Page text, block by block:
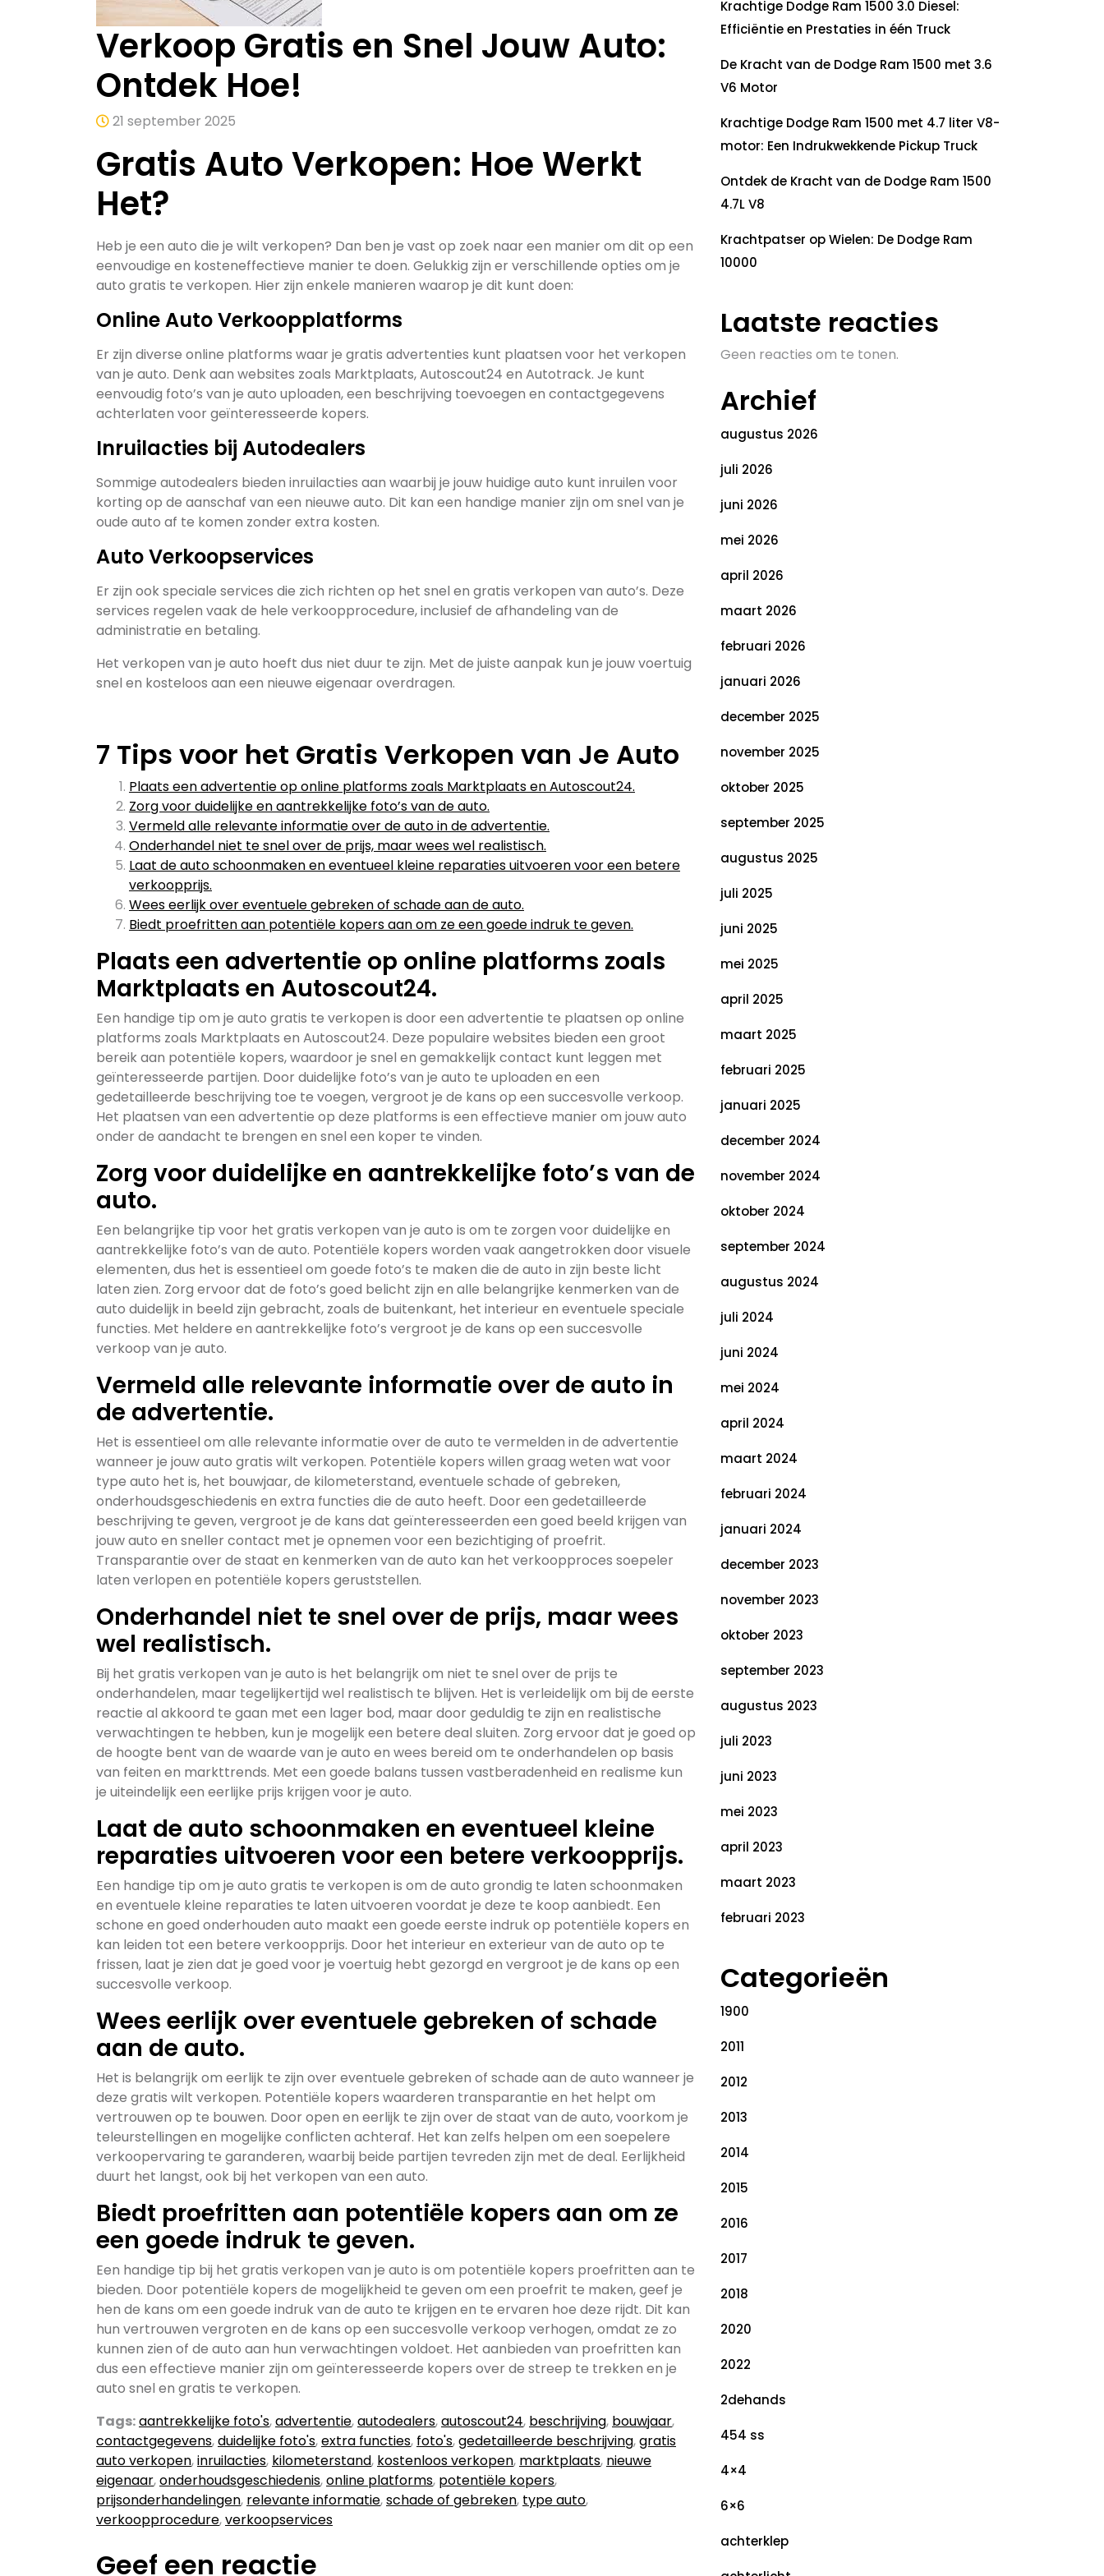
Verkoop Gratis en Snel Jouw Auto:
Ontdek Hoe!
21 september 2025
Gratis Auto Verkopen: Hoe Werkt
Het?
Heb je een auto die je wilt verkopen? Dan ben je vast op zoek naar een manier om dit op een
eenvoudige en kosteneffectieve manier te doen. Gelukkig zijn er verschillende opties om je
auto gratis te verkopen. Hier zijn enkele manieren waarop je dit kunt doen:
Online Auto Verkoopplatforms
Er zijn diverse online platforms waar je gratis advertenties kunt plaatsen voor het verkopen
van je auto. Denk aan websites zoals Marktplaats, Autoscout24 en Autotrack. Je kunt
eenvoudig foto’s van je auto uploaden, een beschrijving toevoegen en contactgegevens
achterlaten voor geïnteresseerde kopers.
Inruilacties bij Autodealers
Sommige autodealers bieden inruilacties aan waarbij je jouw huidige auto kunt inruilen voor
korting op de aanschaf van een nieuwe auto. Dit kan een handige manier zijn om snel van je
oude auto af te komen zonder extra kosten.
Auto Verkoopservices
Er zijn ook speciale services die zich richten op het snel en gratis verkopen van auto’s. Deze
services regelen vaak de hele verkoopprocedure, inclusief de afhandeling van de
administratie en betaling.
Het verkopen van je auto hoeft dus niet duur te zijn. Met de juiste aanpak kun je jouw voertuig
snel en kosteloos aan een nieuwe eigenaar overdragen.
7 Tips voor het Gratis Verkopen van Je Auto
Plaats een advertentie op online platforms zoals Marktplaats en Autoscout24.
Zorg voor duidelijke en aantrekkelijke foto’s van de auto.
Vermeld alle relevante informatie over de auto in de advertentie.
Onderhandel niet te snel over de prijs, maar wees wel realistisch.
Laat de auto schoonmaken en eventueel kleine reparaties uitvoeren voor een betere
verkoopprijs.
Wees eerlijk over eventuele gebreken of schade aan de auto.
Biedt proefritten aan potentiële kopers aan om ze een goede indruk te geven.
Plaats een advertentie op online platforms zoals
Marktplaats en Autoscout24.
Een handige tip om je auto gratis te verkopen is door een advertentie te plaatsen op online
platforms zoals Marktplaats en Autoscout24. Deze populaire websites bieden een groot
bereik aan potentiële kopers, waardoor je snel en gemakkelijk contact kunt leggen met
geïnteresseerde partijen. Door duidelijke foto’s van je auto te uploaden en een
gedetailleerde beschrijving toe te voegen, vergroot je de kans op een succesvolle verkoop.
Het plaatsen van een advertentie op deze platforms is een effectieve manier om jouw auto
onder de aandacht te brengen en snel een koper te vinden.
Zorg voor duidelijke en aantrekkelijke foto’s van de
auto.
Een belangrijke tip voor het gratis verkopen van je auto is om te zorgen voor duidelijke en
aantrekkelijke foto’s van de auto. Potentiële kopers worden vaak aangetrokken door visuele
elementen, dus het is essentieel om goede foto’s te maken die de auto in zijn beste licht
laten zien. Zorg ervoor dat de foto’s goed belicht zijn en alle belangrijke kenmerken van de
auto duidelijk in beeld zijn gebracht, zoals de buitenkant, het interieur en eventuele speciale
functies. Met heldere en aantrekkelijke foto’s vergroot je de kans op een succesvolle
verkoop van je auto.
Vermeld alle relevante informatie over de auto in
de advertentie.
Het is essentieel om alle relevante informatie over de auto te vermelden in de advertentie
wanneer je jouw auto gratis wilt verkopen. Potentiële kopers willen graag weten wat voor
type auto het is, het bouwjaar, de kilometerstand, eventuele schade of gebreken,
onderhoudsgeschiedenis en extra functies die de auto heeft. Door een gedetailleerde
beschrijving te geven, vergroot je de kans dat geïnteresseerden een goed beeld krijgen van
jouw auto en sneller contact met je opnemen voor een bezichtiging of proefrit.
Transparantie over de staat en kenmerken van de auto kan het verkoopproces soepeler
laten verlopen en potentiële kopers geruststellen.
Onderhandel niet te snel over de prijs, maar wees
wel realistisch.
Bij het gratis verkopen van je auto is het belangrijk om niet te snel over de prijs te
onderhandelen, maar tegelijkertijd wel realistisch te blijven. Het is verleidelijk om bij de eerste
reactie al akkoord te gaan met een lager bod, maar door geduldig te zijn en realistische
verwachtingen te hebben, kun je mogelijk een betere deal sluiten. Zorg ervoor dat je goed op
de hoogte bent van de waarde van je auto en wees bereid om te onderhandelen op basis
van feiten en markttrends. Met een goede balans tussen vastberadenheid en realisme kun
je uiteindelijk een eerlijke prijs krijgen voor je auto.
Laat de auto schoonmaken en eventueel kleine
reparaties uitvoeren voor een betere verkoopprijs.
Een handige tip om je auto gratis te verkopen is om de auto grondig te laten schoonmaken
en eventuele kleine reparaties te laten uitvoeren voordat je deze te koop aanbiedt. Een
schone en goed onderhouden auto maakt een goede eerste indruk op potentiële kopers en
kan leiden tot een betere verkoopprijs. Door het interieur en exterieur van de auto op te
frissen, laat je zien dat je goed voor je voertuig hebt gezorgd en vergroot je de kans op een
succesvolle verkoop.
Wees eerlijk over eventuele gebreken of schade
aan de auto.
Het is belangrijk om eerlijk te zijn over eventuele gebreken of schade aan de auto wanneer je
deze gratis wilt verkopen. Potentiële kopers waarderen transparantie en het helpt om
vertrouwen op te bouwen. Door open en eerlijk te zijn over de staat van de auto, voorkom je
teleurstellingen en mogelijke conflicten achteraf. Het kan zelfs helpen om een soepelere
verkoopervaring te garanderen, waarbij beide partijen tevreden zijn met de deal. Eerlijkheid
duurt het langst, ook bij het verkopen van een auto.
Biedt proefritten aan potentiële kopers aan om ze
een goede indruk te geven.
Een handige tip bij het gratis verkopen van je auto is om potentiële kopers proefritten aan te
bieden. Door potentiële kopers de mogelijkheid te geven om een proefrit te maken, geef je
hen de kans om een goede indruk van de auto te krijgen en te ervaren hoe deze rijdt. Dit kan
hun vertrouwen vergroten en de kans op een succesvolle verkoop verhogen, omdat ze zo
kunnen zien of de auto aan hun verwachtingen voldoet. Het aanbieden van proefritten kan
dus een effectieve manier zijn om geïnteresseerde kopers over de streep te trekken en je
auto snel en gratis te verkopen.
Tags:aantrekkelijke foto's,advertentie,autodealers,autoscout24, beschrijving, bouwjaar,
contactgegevens,duidelijke foto's,extra functies, foto's,gedetailleerde beschrijving,gratis
auto verkopen,inruilacties, kilometerstand, kostenloos verkopen, marktplaats, nieuwe
eigenaar,onderhoudsgeschiedenis,online platforms, potentiële kopers,
prijsonderhandelingen, relevante informatie,schade of gebreken, type auto,
verkoopprocedure,verkoopservices
Geef een reactie
Krachtige Dodge Ram 1500 3.0 Diesel:
Efficiëntie en Prestaties in één Truck
De Kracht van de Dodge Ram 1500 met 3.6
V6 Motor
Krachtige Dodge Ram 1500 met 4.7 liter V8-
motor: Een Indrukwekkende Pickup Truck
Ontdek de Kracht van de Dodge Ram 1500
4.7L V8
Krachtpatser op Wielen: De Dodge Ram
10000
Laatste reacties
Geen reacties om te tonen.
Archief
augustus 2026
juli 2026
juni 2026
mei 2026
april 2026
maart 2026
februari 2026
januari 2026
december 2025
november 2025
oktober 2025
september 2025
augustus 2025
juli 2025
juni 2025
mei 2025
april 2025
maart 2025
februari 2025
januari 2025
december 2024
november 2024
oktober 2024
september 2024
augustus 2024
juli 2024
juni 2024
mei 2024
april 2024
maart 2024
februari 2024
januari 2024
december 2023
november 2023
oktober 2023
september 2023
augustus 2023
juli 2023
juni 2023
mei 2023
april 2023
maart 2023
februari 2023
Categorieën
1900
2011
2012
2013
2014
2015
2016
2017
2018
2020
2022
2dehands
454 ss
4×4
6×6
achterklep